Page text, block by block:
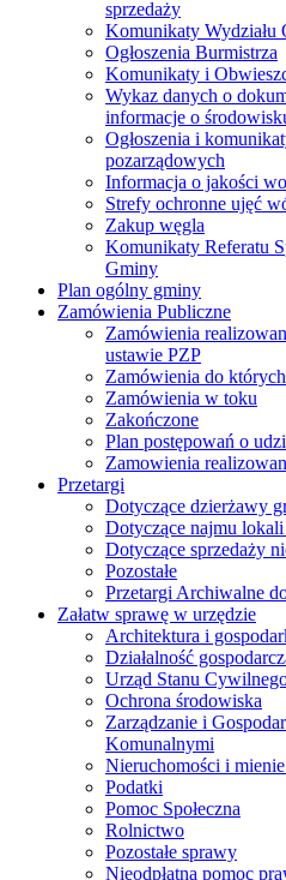
sprzedaży
Komunikaty Wydziału
Ogłoszenia Burmistrza
Komunikaty i
Wykaz danych o
informacje o
Ogłoszenia i
pozarządowych
Informacja o jakości
Strefy ochronne ujęć
Zakup węgla
Komunikaty Referatu
Gminy
Plan ogólny gminy
Zamówienia Publiczne
Zamówienia
ustawie PZP
Zamówienia do
Zamówienia w toku
Zakończone
Plan postępowań o
Zamowienia
Przetargi
Dotyczące dzierżawy
Dotyczące najmu
Dotyczące sprzedaży
Pozostałe
Przetargi Archiwalne
Załatw sprawę w urzędzie
Architektura i
Działalność
Urząd Stanu
Ochrona środowiska
Zarządzanie i
Komunalnymi
Nieruchomości i
Podatki
Pomoc Społeczna
Rolnictwo
Pozostałe sprawy
Nieodpłatna pomoc